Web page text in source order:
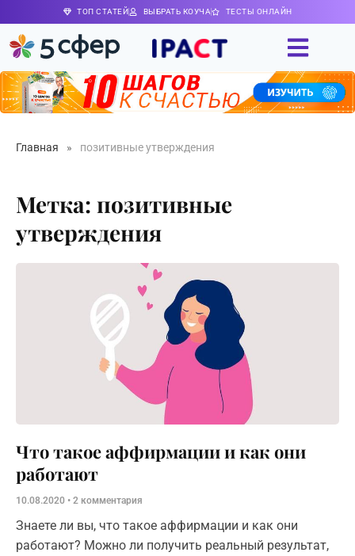
ТОП СТАТЕЙ ВЫБРАТЬ КОУЧА ТЕСТЫ ОНЛАЙН
Главная » позитивные утверждения
Метка: позитивные
утверждения
Что такое аффирмации и как они
работают
10.08.2020 2 комментария
Знаете ли вы, что такое аффирмации и как они
работают? Можно ли получить реальный результат,